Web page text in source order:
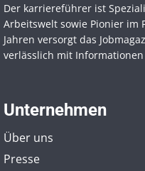
Der karriereführer ist
Arbeitswelt sowie Pionier im
Jahren versorgt das
verlässlich mit
Unternehmen
Über uns
Presse